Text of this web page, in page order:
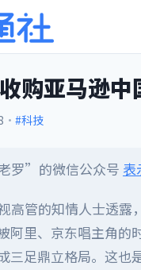
购亚马逊
· #科技
罗”的微信公众号 表
高管的知情人士透露
阿里、京东唱主角的
三足鼎立格局。这